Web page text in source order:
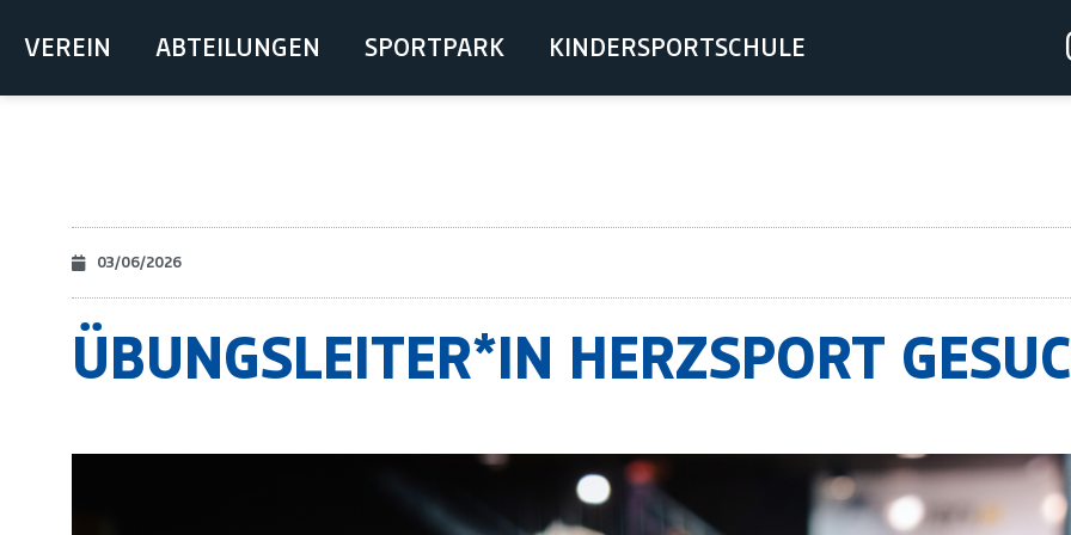
VEREIN ABTEILUNGEN SPORTPARK KINDERSPORTSCHULE
03/06/2026
ÜBUNGSLEITER*IN HERZSPORT